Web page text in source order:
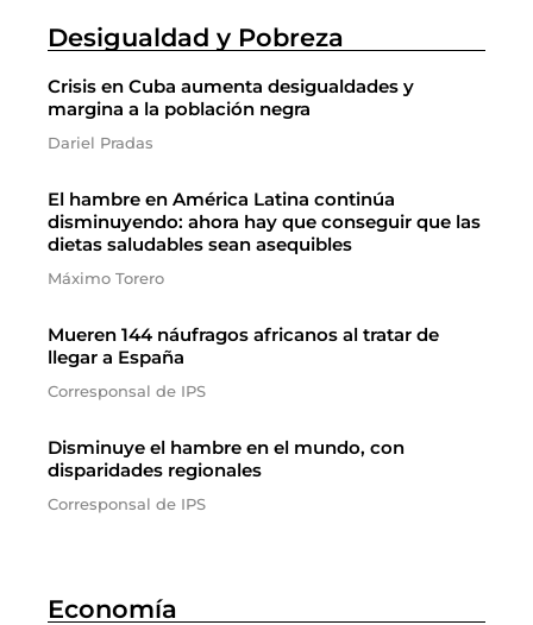
Desigualdad y Pobreza
Crisis en Cuba aumenta desigualdades y
margina a la población negra
Dariel Pradas
El hambre en América Latina continúa
disminuyendo: ahora hay que conseguir que las
dietas saludables sean asequibles
Máximo Torero
Mueren 144 náufragos africanos al tratar de
llegar a España
Corresponsal de IPS
Disminuye el hambre en el mundo, con
disparidades regionales
Corresponsal de IPS
Economía